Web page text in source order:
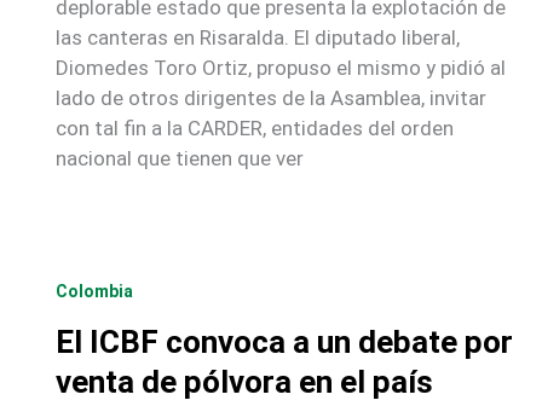
deplorable estado que presenta la explotación de
las canteras en Risaralda. El diputado liberal,
Diomedes Toro Ortiz, propuso el mismo y pidió al
lado de otros dirigentes de la Asamblea, invitar
con tal fin a la CARDER, entidades del orden
nacional que tienen que ver
Colombia
El ICBF convoca a un debate por
venta de pólvora en el país